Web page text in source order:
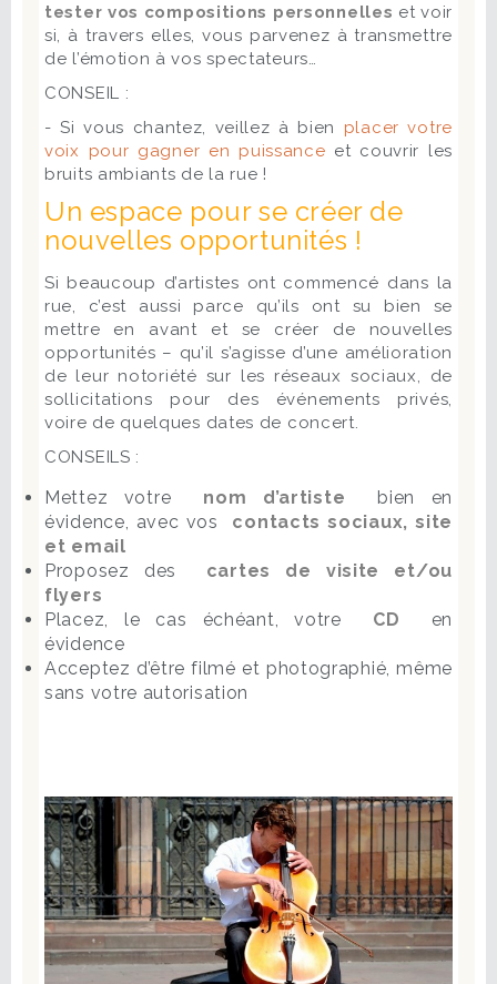
tester vos compositions personnelles et voir
si, à travers elles, vous parvenez à transmettre
de l’émotion à vos spectateurs…
CONSEIL :
- Si vous chantez, veillez à bien placer votre
voix pour gagner en puissance et couvrir les
bruits ambiants de la rue !
Un espace pour se créer de
nouvelles opportunités !
Si beaucoup d’artistes ont commencé dans la
rue, c’est aussi parce qu’ils ont su bien se
mettre en avant et se créer de nouvelles
opportunités – qu’il s’agisse d’une amélioration
de leur notoriété sur les réseaux sociaux, de
sollicitations pour des événements privés,
voire de quelques dates de concert.
CONSEILS :
Mettez votre nom d’artiste
bien en
évidence, avec vos contacts sociaux, site
et email
Proposez des cartes de visite et/ou
flyers
Placez, le cas échéant, votre CD
en
évidence
Acceptez d’être filmé et photographié, même
sans votre autorisation